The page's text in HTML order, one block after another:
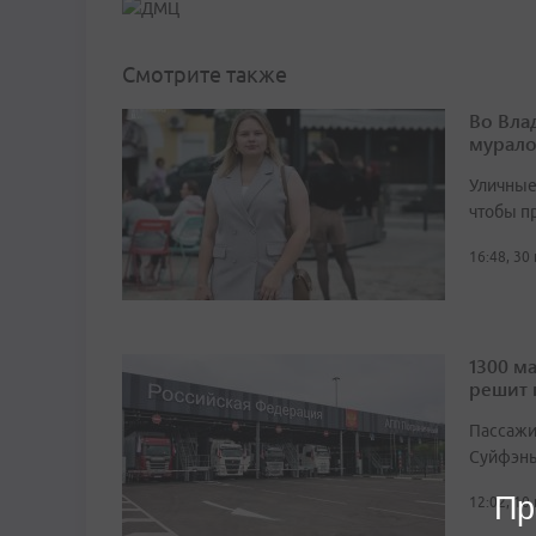
Смотрите также
Во
чтобы
16:48,
1300
решит
12:02,